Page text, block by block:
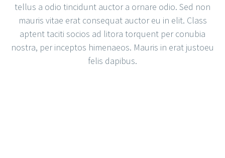
tellus a odio tincidunt auctor a ornare odio. Sed non
mauris vitae erat consequat auctor eu in elit. Class
aptent taciti socios ad litora torquent per conubia
nostra, per inceptos himenaeos. Mauris in erat justoeu
felis dapibus.